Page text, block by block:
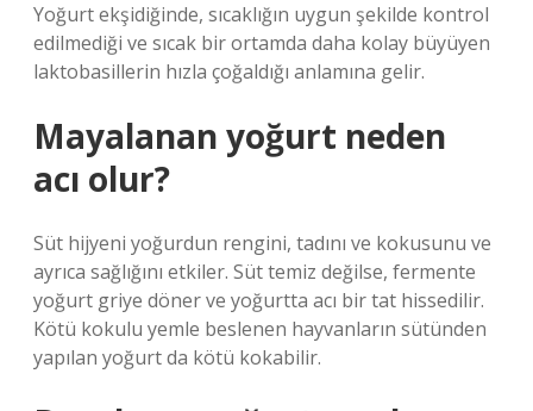
Yoğurt ekşidiğinde, sıcaklığın uygun şekilde kontrol
edilmediği ve sıcak bir ortamda daha kolay büyüyen
laktobasillerin hızla çoğaldığı anlamına gelir.
Mayalanan yoğurt neden
acı olur?
Süt hijyeni yoğurdun rengini, tadını ve kokusunu ve
ayrıca sağlığını etkiler. Süt temiz değilse, fermente
yoğurt griye döner ve yoğurtta acı bir tat hissedilir.
Kötü kokulu yemle beslenen hayvanların sütünden
yapılan yoğurt da kötü kokabilir.